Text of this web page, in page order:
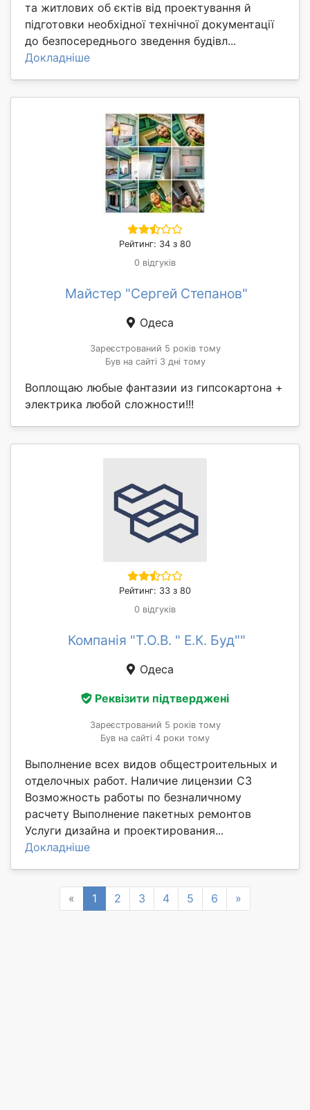
та житлових об єктів від проектування й
підготовки необхідної технічної документації
до безпосереднього зведення будівл...
Докладніше
Рейтинг: 34 з 80
0 відгуків
Майстер "Сергей Степанов"
Одеса
Зареєстрований 5 років тому
Був на сайті 3 дні тому
Воплощаю любые фантазии из гипсокартона +
электрика любой сложности!!!
Рейтинг: 33 з 80
0 відгуків
Компанія "Т.О.В. " Е.К. Буд""
Одеса
Реквізити підтверджені
Зареєстрований 5 років тому
Був на сайті 4 роки тому
Выполнение всех видов общестроительных и
отделочных работ. Наличие лицензии С3
Возможность работы по безналичному
расчету Выполнение пакетных ремонтов
Услуги дизайна и проектирования...
Докладніше
« Previous
1 2 3 4 5 6 »